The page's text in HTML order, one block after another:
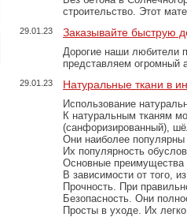
строительство. Этот
29.01.23 Заказывайте быструю
Дорогие наши любители
представляем огромный
29.01.23 Натуральные ткани в
Использование
К натуральным тканям
(санфоризированный),
Они наиболее популярны
Их популярность
Основные преимущества
В зависимости от того,
Прочность. При
Безопасность. Они
Просты в уходе. Их